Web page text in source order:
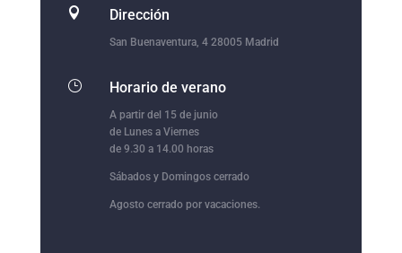
 Dirección
San Buenaventura, 4 28005 Madrid
} Horario de verano
A partir del 15 de junio
de Lunes a Viernes
de 9.30 a 14.00 horas
Sábados y Domingos cerrado
Agosto cerrado por vacaciones.